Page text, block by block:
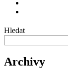
Hledat
Archivy